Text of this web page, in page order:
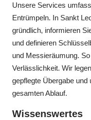
Unsere Services
Entrümpeln. In Sankt
gründlich, informieren
und definieren
und Messieräumung.
Verlässlichkeit. Wir
gepflegte Übergabe
gesamten Ablauf.
Wissenswertes